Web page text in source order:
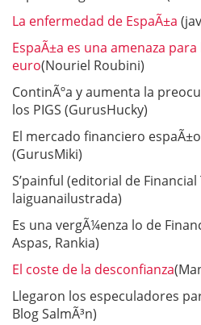
La enfermedad de EspaÃ±a
EspaÃ±a es una amenaza
euro(Nouriel Roubini)
ContinÃºa y aumenta la
los PIGS (GurusHucky)
El mercado financiero
(GurusMiki)
S’painful (editorial de Financial
laiguanailustrada)
Es una vergÃ¼enza lo de
Aspas, Rankia)
El coste de la desconfianza
Llegaron los especuladores
Blog SalmÃ³n)